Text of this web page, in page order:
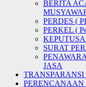
BERITA
PERDES (
PERKEL (
SURAT
JASA
TRANSPARANSI
PERENCANAAN